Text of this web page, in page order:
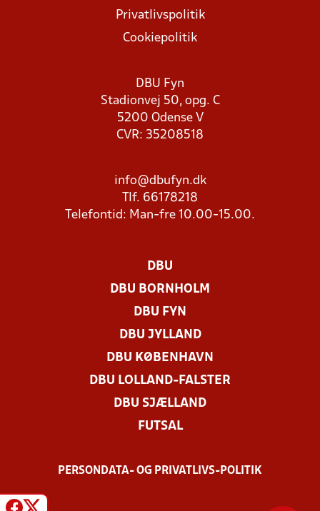
Privatlivspolitik
Cookiepolitik
DBU Fyn
Stadionvej 50, opg. C
5200 Odense V
CVR: 35208518
info@dbufyn.dk
Tlf. 66178218
Telefontid: Man-fre 10.00-15.00.
DBU
DBU BORNHOLM
DBU FYN
DBU JYLLAND
DBU KØBENHAVN
DBU LOLLAND-FALSTER
DBU SJÆLLAND
FUTSAL
PERSONDATA- OG PRIVATLIVS-POLITIK